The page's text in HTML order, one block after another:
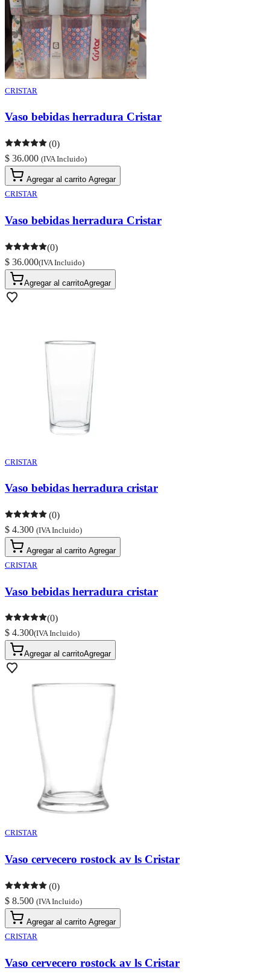
CRISTAR
Vaso bebidas herradura Cristar
(0)
$ 36.000 (IVA Incluido)
Agregar al carrito Agregar
CRISTAR
Vaso bebidas herradura Cristar
(0)
$ 36.000(IVA Incluido)
Agregar al carritoAgregar
CRISTAR
Vaso bebidas herradura cristar
(0)
$ 4.300 (IVA Incluido)
Agregar al carrito Agregar
CRISTAR
Vaso bebidas herradura cristar
(0)
$ 4.300(IVA Incluido)
Agregar al carritoAgregar
CRISTAR
Vaso cervecero rostock av ls Cristar
(0)
$ 8.500 (IVA Incluido)
Agregar al carrito Agregar
CRISTAR
Vaso cervecero rostock av ls Cristar